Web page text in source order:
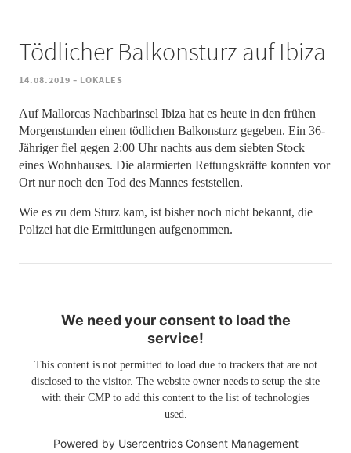
Tödlicher Balkonsturz auf Ibiza
14.08.2019 - LOKALES
Auf Mallorcas Nachbarinsel Ibiza hat es heute in den frühen
Morgenstunden einen tödlichen Balkonsturz gegeben. Ein 36-
Jähriger fiel gegen 2:00 Uhr nachts aus dem siebten Stock
eines Wohnhauses. Die alarmierten Rettungskräfte konnten vor
Ort nur noch den Tod des Mannes feststellen.
Wie es zu dem Sturz kam, ist bisher noch nicht bekannt, die
Polizei hat die Ermittlungen aufgenommen.
We need your consent to load the
service!
This content is not permitted to load due to trackers that are not
disclosed to the visitor. The website owner needs to setup the site
with their CMP to add this content to the list of technologies
used.
Powered by Usercentrics Consent Management